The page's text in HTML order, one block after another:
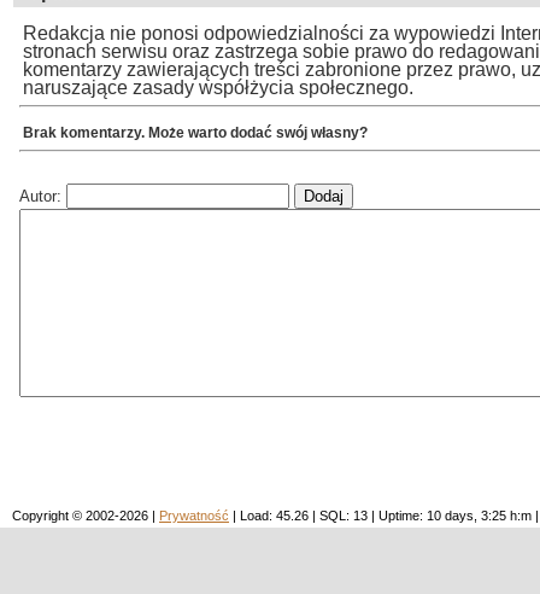
Redakcja nie ponosi odpowiedzialności za wypowiedzi
stronach serwisu oraz zastrzega sobie prawo do
komentarzy zawierających treści zabronione przez prawo,
naruszające zasady współżycia społecznego.
Brak komentarzy. Może warto dodać swój własny?
Autor:
Copyright © 2002-2026 | Prywatność | Load: 45.26 | SQL: 13 | Uptime: 10 days, 3:25